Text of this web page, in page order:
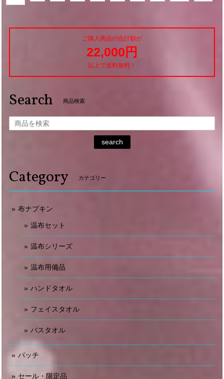
ご購入商品の合計額が
22,000円
以上で送料無料！
Search 商品検索
search
Category カテゴリー
布ナプキン
温布セット
温布シリーズ
温布用備品
ハンドタオル
フェイスタオル
バスタオル
パッチ
セール・限定品